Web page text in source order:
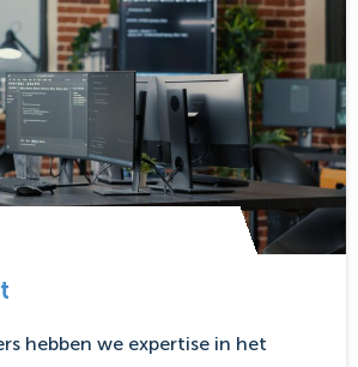
hebben we expertise in het